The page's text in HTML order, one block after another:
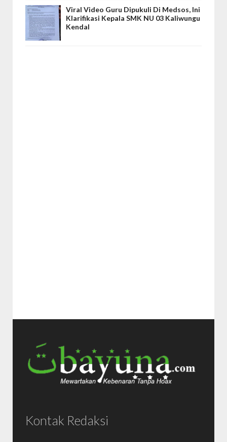
Viral Video Guru Dipukuli Di Medsos, Ini
Klarifikasi Kepala SMK NU 03 Kaliwungu
Kendal
Kontak Redaksi